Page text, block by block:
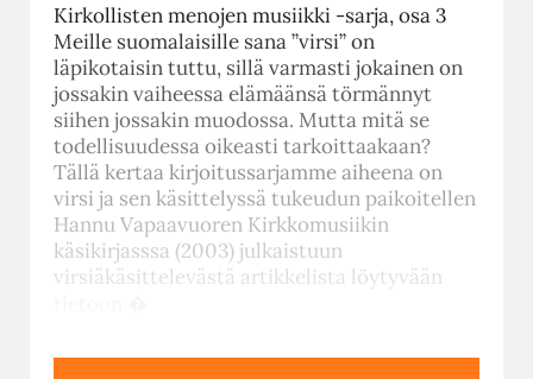
Kirkollisten menojen musiikki -sarja, osa 3
Meille suomalaisille sana ”virsi” on
läpikotaisin tuttu, sillä varmasti jokainen on
jossakin vaiheessa elämäänsä törmännyt
siihen jossakin muodossa. Mutta mitä se
todellisuudessa oikeasti tarkoittaakaan?
Tällä kertaa kirjoitussarjamme aiheena on
virsi ja sen käsittelyssä tukeudun paikoitellen
Hannu Vapaavuoren Kirkkomusiikin
käsikirjasssa (2003) julkaistuun
virsiäkäsittelevästä artikkelista löytyvään